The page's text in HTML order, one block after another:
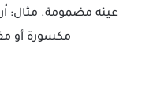
عينه مضمومة. مثال:
مكسورة أو